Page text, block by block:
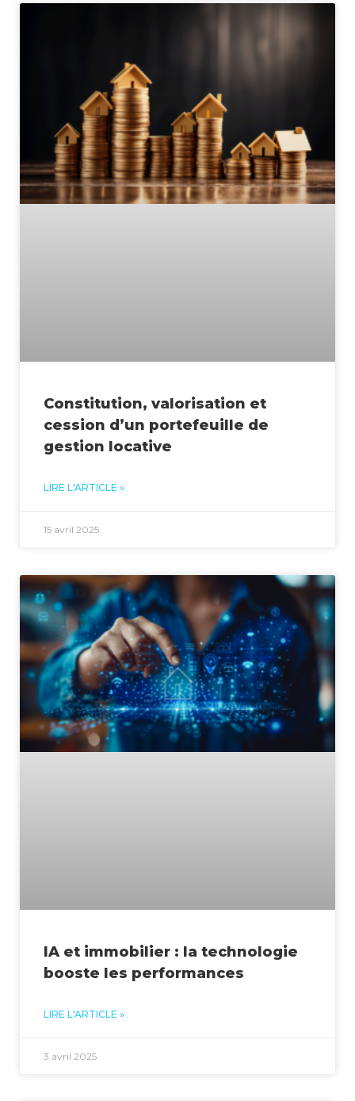
Constitution, valorisation et
cession d’un portefeuille de
gestion locative
LIRE L'ARTICLE »
15 avril 2025
IA et immobilier : la technologie
booste les performances
LIRE L'ARTICLE »
3 avril 2025